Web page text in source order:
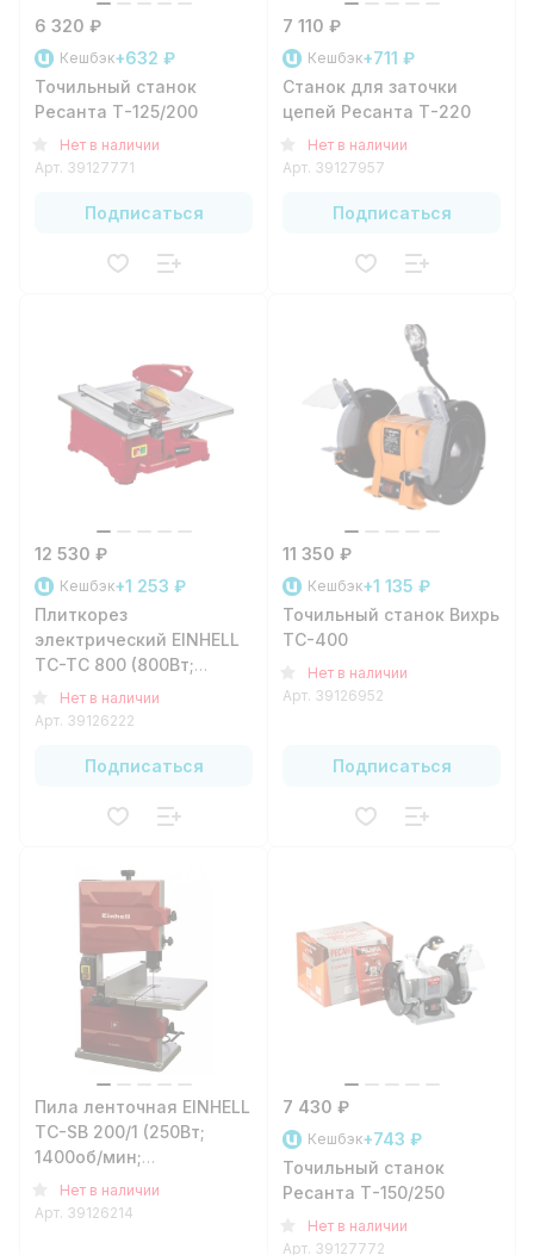
6 320 ₽
Кешбэк+632 ₽
Точильный станок
Ресанта Т-125/200
Нет в наличии
Арт. 39127771
Подписаться
7 110 ₽
Кешбэк+711 ₽
Станок для заточки
цепей Ресанта Т-220
Нет в наличии
Арт. 39127957
Подписаться
12 530 ₽
Кешбэк+1 253 ₽
Плиткорез
электрический EINHELL
TC-TC 800 (800Вт;
180х25.4мм)
Нет в наличии
Арт. 39126222
Подписаться
11 350 ₽
Кешбэк+1 135 ₽
Точильный станок Вихрь
ТС-400
Нет в наличии
Арт. 39126952
Подписаться
Пила ленточная EINHELL
TC-SB 200/1 (250Вт;
1400об/мин;
глуб.-200мм;
полотно-1400х7мм)
Нет в наличии
Арт. 39126214
7 430 ₽
Кешбэк+743 ₽
Точильный станок
Ресанта Т-150/250
Нет в наличии
Арт. 39127772